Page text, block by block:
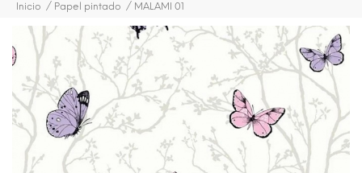
Inicio Papel pintado MALAMI 01